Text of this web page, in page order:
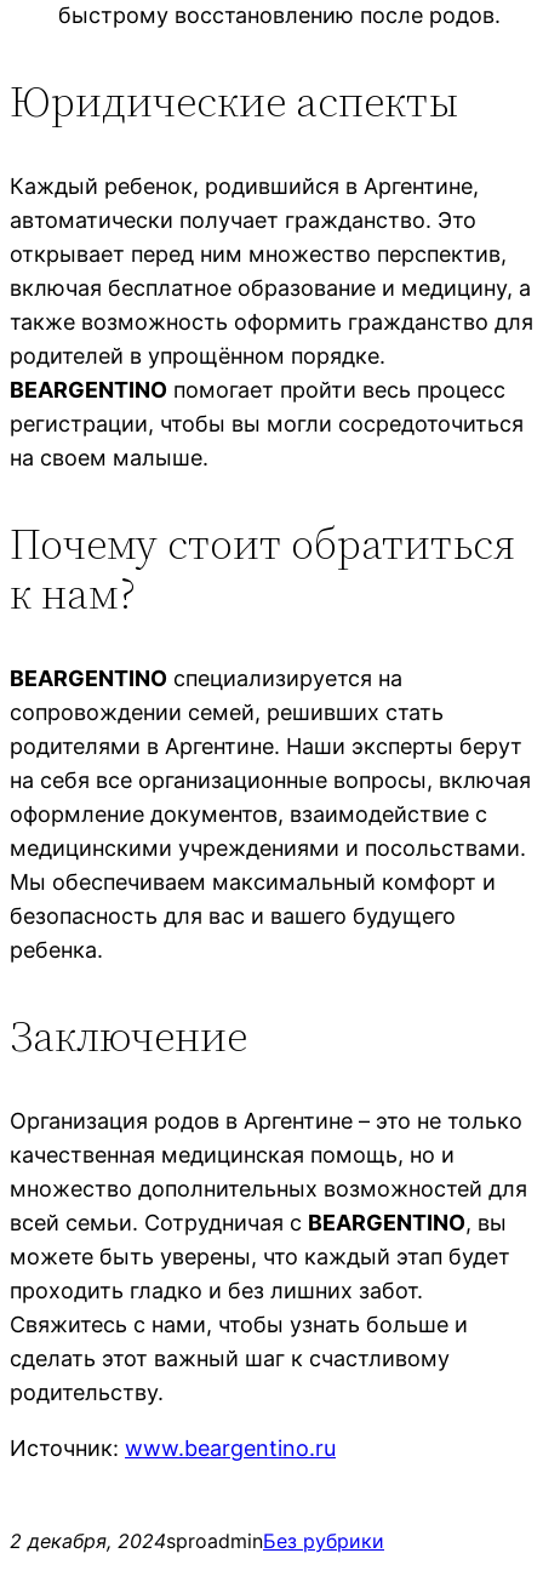
быстрому восстановлению после родов.
Юридические аспекты
Каждый ребенок, родившийся в Аргентине,
автоматически получает гражданство. Это
открывает перед ним множество перспектив,
включая бесплатное образование и медицину, а
также возможность оформить гражданство для
родителей в упрощённом порядке.
BEARGENTINO помогает пройти весь процесс
регистрации, чтобы вы могли сосредоточиться
на своем малыше.
Почему стоит обратиться
к нам?
BEARGENTINO специализируется на
сопровождении семей, решивших стать
родителями в Аргентине. Наши эксперты берут
на себя все организационные вопросы, включая
оформление документов, взаимодействие с
медицинскими учреждениями и посольствами.
Мы обеспечиваем максимальный комфорт и
безопасность для вас и вашего будущего
ребенка.
Заключение
Организация родов в Аргентине – это не только
качественная медицинская помощь, но и
множество дополнительных возможностей для
всей семьи. Сотрудничая с BEARGENTINO, вы
можете быть уверены, что каждый этап будет
проходить гладко и без лишних забот.
Свяжитесь с нами, чтобы узнать больше и
сделать этот важный шаг к счастливому
родительству.
Источник: www.beargentino.ru
2 декабря, 2024sproadminБез рубрики